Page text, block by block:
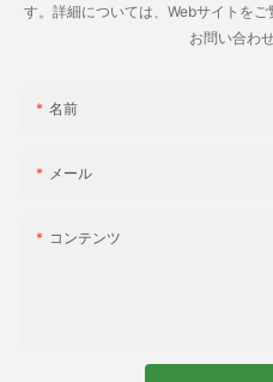
す。詳細については、Webサイトを
お問い合わ
名前
メール
コンテンツ